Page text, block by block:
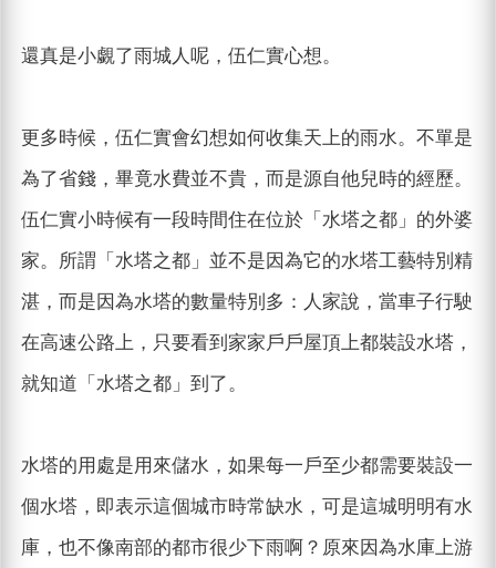
還真是小覷了雨城人呢，伍仁實心想。
更多時候，伍仁實會幻想如何收集天上的雨水。不單是
為了省錢，畢竟水費並不貴，而是源自他兒時的經歷。
伍仁實小時候有一段時間住在位於「水塔之都」的外婆
家。所謂「水塔之都」並不是因為它的水塔工藝特別精
湛，而是因為水塔的數量特別多：人家說，當車子行駛
在高速公路上，只要看到家家戶戶屋頂上都裝設水塔，
就知道「水塔之都」到了。
水塔的用處是用來儲水，如果每一戶至少都需要裝設一
個水塔，即表示這個城市時常缺水，可是這城明明有水
庫，也不像南部的都市很少下雨啊？原來因為水庫上游